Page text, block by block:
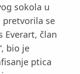
sokola u
pretvorila se
Everart, član
bio je
ptica